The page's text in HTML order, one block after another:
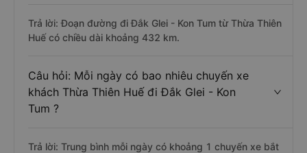
Trả lời: Đoạn đường đi Đắk Glei - Kon Tum từ Thừa Thiên
Huế có chiều dài khoảng 432 km.
Câu hỏi: Mỗi ngày có bao nhiêu chuyến xe
khách Thừa Thiên Huế đi Đắk Glei - Kon
Tum ?
Trả lời: Trung bình mỗi ngày có khoảng 1 chuyến xe bắt